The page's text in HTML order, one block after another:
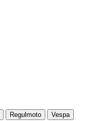
Regulmoto
Vespa